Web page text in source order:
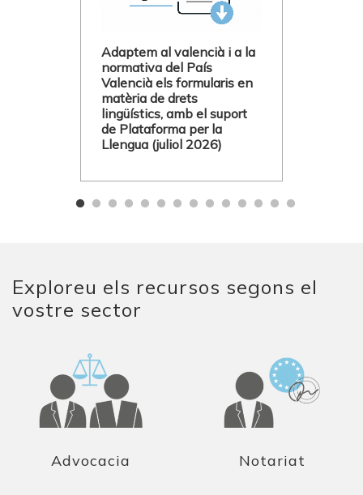
Adaptem al valencià i a la
normativa del País
Valencià els formularis en
matèria de drets
lingüístics, amb el suport
de Plataforma per la
Llengua (juliol 2026)
Exploreu els recursos segons el
vostre sector
Advocacia Notariat